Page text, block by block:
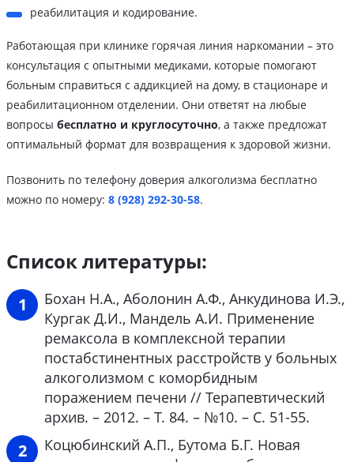
реабилитация и кодирование.
Работающая при клинике горячая линия наркомании – это
консультация с опытными медиками, которые помогают
больным справиться с аддикцией на дому, в стационаре и
реабилитационном отделении. Они ответят на любые
вопросы бесплатно и круглосуточно, а также предложат
оптимальный формат для возвращения к здоровой жизни.
Позвонить по телефону доверия алкоголизма бесплатно
можно по номеру: 8 (928) 292-30-58.
Список литературы:
Бохан Н.А., Аболонин А.Ф., Анкудинова И.Э.,
Кургак Д.И., Мандель А.И. Применение
ремаксола в комплексной терапии
постабстинентных расстройств у больных
алкоголизмом с коморбидным
поражением печени // Терапевтический
архив. – 2012. – Т. 84. – №10. – С. 51-55.
Коцюбинский А.П., Бутома Б.Г. Новая